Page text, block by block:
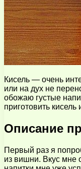
Кисель — очень
или на дух не
обожаю густые
приготовить кисель
Описание
Первый раз я
из вишни. Вкус мне